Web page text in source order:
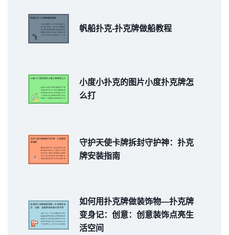
帆船扑克-扑克牌做船教程
小度小扑克的图片小度扑克牌怎
么打
守护天使卡牌拆封守护神：扑克
牌安装指南
如何用扑克牌做装饰物—扑克牌
变身记：创意：创意装饰点亮生
活空间